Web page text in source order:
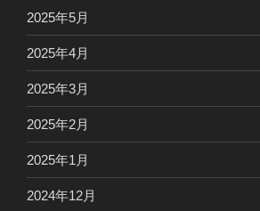
2025年5月
2025年4月
2025年3月
2025年2月
2025年1月
2024年12月